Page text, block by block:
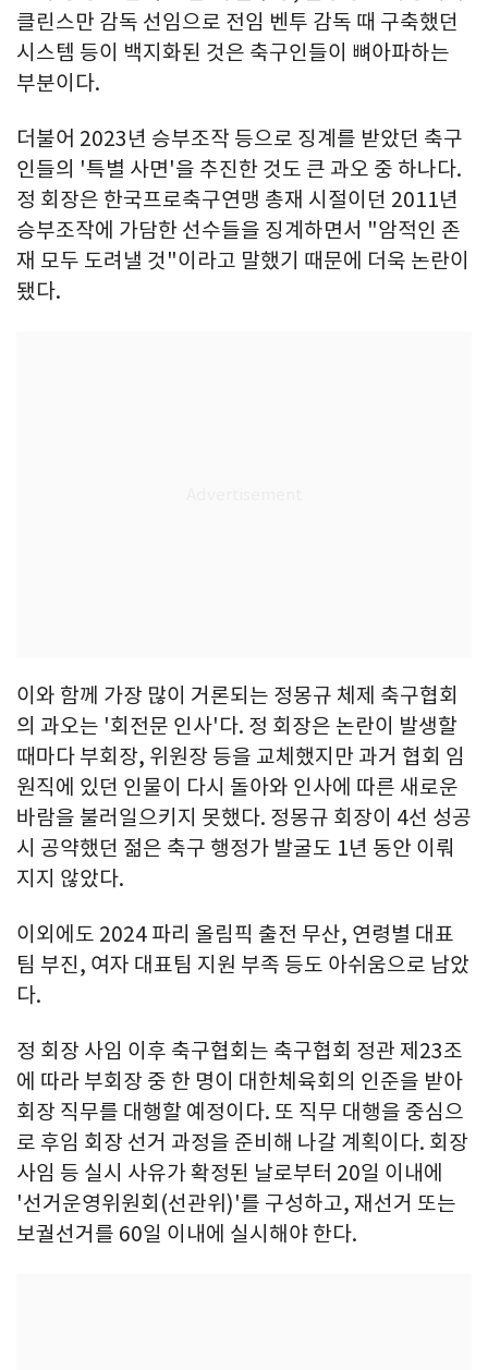
클린스만 감독 선임으로 전임 벤투 감독 때 구축했던
시스템 등이 백지화된 것은 축구인들이 뼈아파하는
부분이다.
더불어 2023년 승부조작 등으로 징계를 받았던 축구
인들의 '특별 사면'을 추진한 것도 큰 과오 중 하나다.
정 회장은 한국프로축구연맹 총재 시절이던 2011년
승부조작에 가담한 선수들을 징계하면서 "암적인 존
재 모두 도려낼 것"이라고 말했기 때문에 더욱 논란이
됐다.
이와 함께 가장 많이 거론되는 정몽규 체제 축구협회
의 과오는 '회전문 인사'다. 정 회장은 논란이 발생할
때마다 부회장, 위원장 등을 교체했지만 과거 협회 임
원직에 있던 인물이 다시 돌아와 인사에 따른 새로운
바람을 불러일으키지 못했다. 정몽규 회장이 4선 성공
시 공약했던 젊은 축구 행정가 발굴도 1년 동안 이뤄
지지 않았다.
이외에도 2024 파리 올림픽 출전 무산, 연령별 대표
팀 부진, 여자 대표팀 지원 부족 등도 아쉬움으로 남았
다.
정 회장 사임 이후 축구협회는 축구협회 정관 제23조
에 따라 부회장 중 한 명이 대한체육회의 인준을 받아
회장 직무를 대행할 예정이다. 또 직무 대행을 중심으
로 후임 회장 선거 과정을 준비해 나갈 계획이다. 회장
사임 등 실시 사유가 확정된 날로부터 20일 이내에
'선거운영위원회(선관위)'를 구성하고, 재선거 또는
보궐선거를 60일 이내에 실시해야 한다.